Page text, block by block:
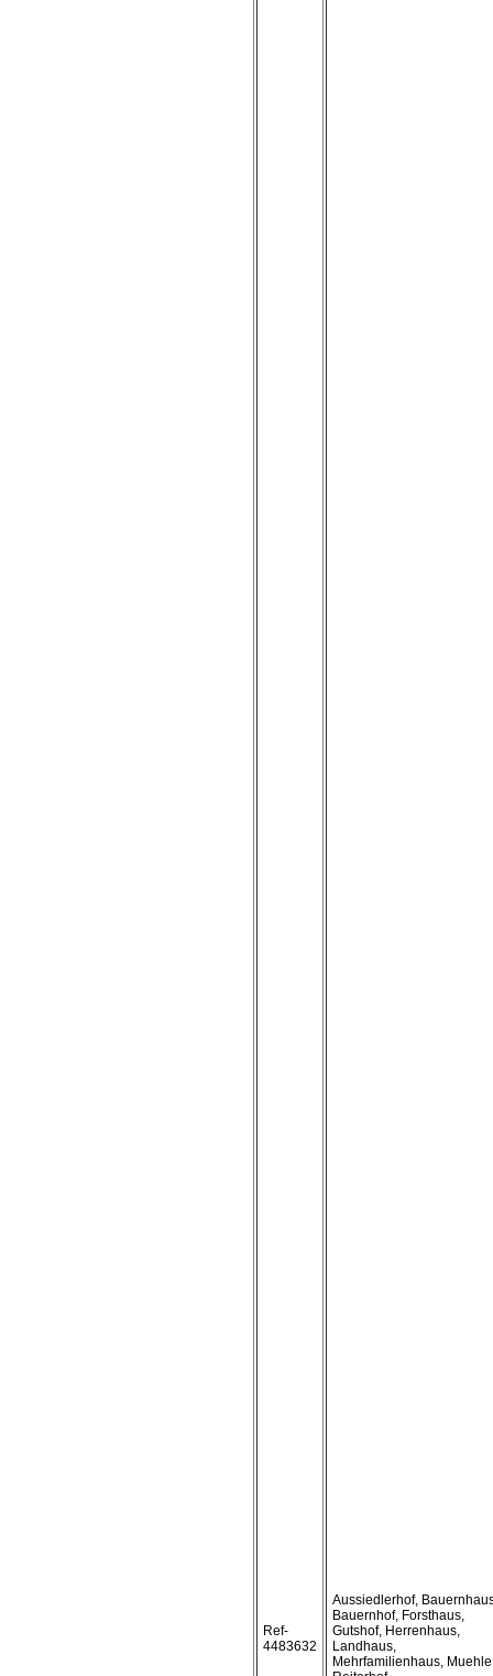
Ref-
4483632
Aussiedlerhof,
Bauernhof, Forsthaus,
Gutshof, Herrenhaus,
Landhaus,
Mehrfamilienhaus,